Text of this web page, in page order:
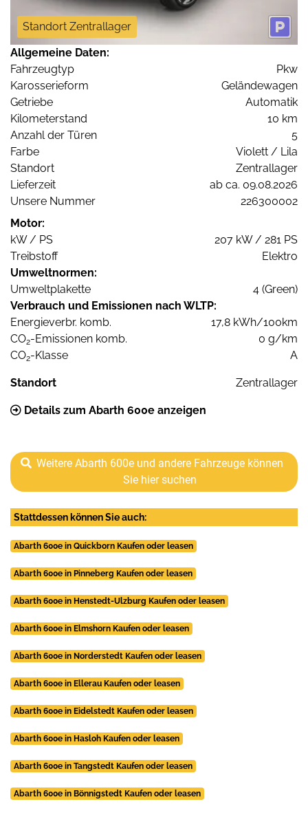
Standort Zentrallager
Allgemeine Daten:
Fahrzeugtyp
Pkw
Karosserieform
Geländewagen
Getriebe
Automatik
Kilometerstand
10 km
Anzahl der Türen
5
Farbe
Violett / Lila
Standort
Zentrallager
Lieferzeit
ab ca. 09.08.2026
Unsere Nummer
226300002
Motor:
kW / PS
207 kW / 281 PS
Treibstoff
Elektro
Umweltnormen:
Umweltplakette
4 (Green)
Verbrauch und Emissionen nach WLTP:
Energieverbr. komb.
17,8 kWh/100km
CO2-Emissionen komb.
0 g/km
CO2-Klasse A
Standort Zentrallager
Details zum Abarth 600e anzeigen
Weitere Abarth 600e und andere Fahrzeuge können
Sie hier suchen
Stattdessen können Sie auch:
Abarth 600e in Quickborn Kaufen oder leasen
Abarth 600e in Pinneberg Kaufen oder leasen
Abarth 600e in Henstedt-Ulzburg Kaufen oder leasen
Abarth 600e in Elmshorn Kaufen oder leasen
Abarth 600e in Norderstedt Kaufen oder leasen
Abarth 600e in Ellerau Kaufen oder leasen
Abarth 600e in Eidelstedt Kaufen oder leasen
Abarth 600e in Hasloh Kaufen oder leasen
Abarth 600e in Tangstedt Kaufen oder leasen
Abarth 600e in Bönnigstedt Kaufen oder leasen